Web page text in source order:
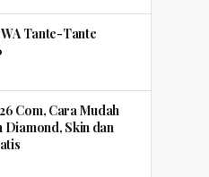
Tante-Tante
Com, Cara Mudah
Diamond, Skin dan